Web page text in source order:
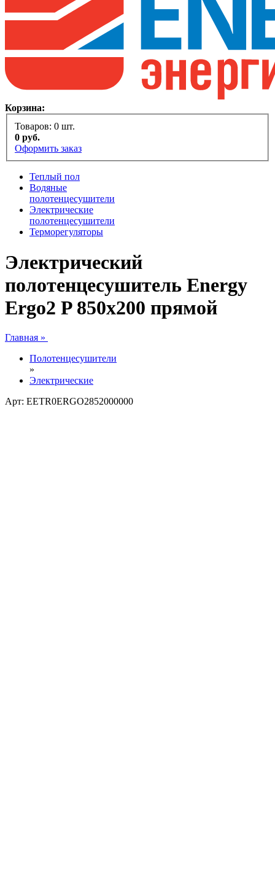
Корзина:
Товаров: 0 шт.
0 руб.
Оформить заказ
Теплый пол
Водяные
полотенцесушители
Электрические
полотенцесушители
Терморегуляторы
Электрический
полотенцесушитель Energy
Ergo2 P 850x200 прямой
Главная »
Полотенцесушители
»
Электрические
Арт: EETR0ERGO2852000000